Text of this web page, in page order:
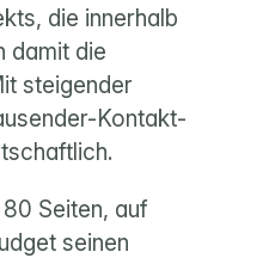
die innerhalb
damit die
steigender
Kontakt-
Seiten, auf
seinen